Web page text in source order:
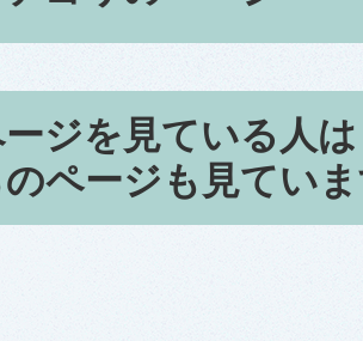
ジを見ている人は
ページも見てい